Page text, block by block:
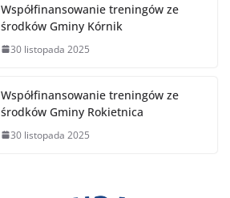
Współfinansowanie treningów ze
środków Gminy Kórnik
30 listopada 2025
Współfinansowanie treningów ze
środków Gminy Rokietnica
30 listopada 2025